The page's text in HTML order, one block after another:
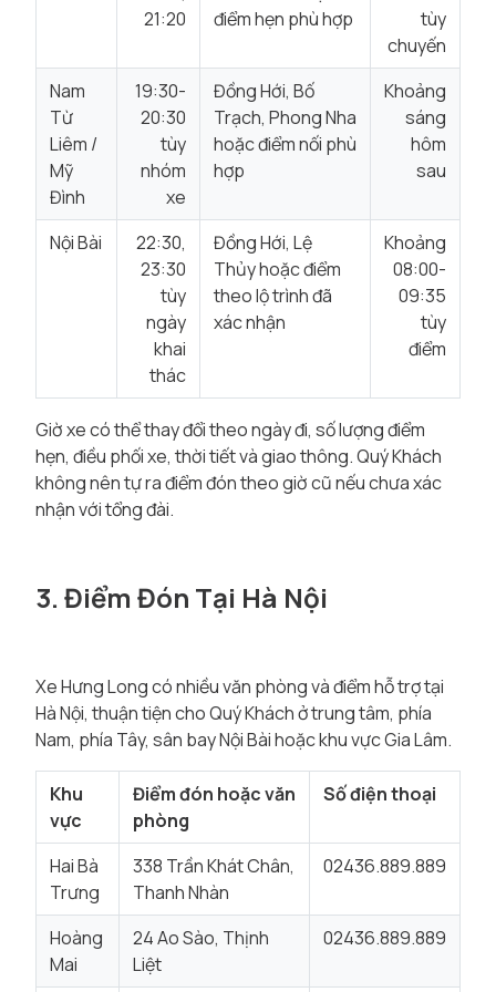
21:20
điểm hẹn phù hợp
tùy
chuyến
Nam
Từ
Liêm /
Mỹ
Đình
19:30-
20:30
tùy
nhóm
xe
Đồng Hới, Bố
Trạch, Phong Nha
hoặc điểm nối phù
hợp
Khoảng
sáng
hôm
sau
Nội Bài
22:30,
23:30
tùy
ngày
khai
thác
Đồng Hới, Lệ
Thủy hoặc điểm
theo lộ trình đã
xác nhận
Khoảng
08:00-
09:35
tùy
điểm
Giờ xe có thể thay đổi theo ngày đi, số lượng điểm
hẹn, điều phối xe, thời tiết và giao thông. Quý Khách
không nên tự ra điểm đón theo giờ cũ nếu chưa xác
nhận với tổng đài.
3. Điểm Đón Tại Hà Nội
Xe Hưng Long có nhiều văn phòng và điểm hỗ trợ tại
Hà Nội, thuận tiện cho Quý Khách ở trung tâm, phía
Nam, phía Tây, sân bay Nội Bài hoặc khu vực Gia Lâm.
Khu
vực
Điểm đón hoặc văn
phòng
Số điện thoại
Hai Bà
Trưng
338 Trần Khát Chân,
Thanh Nhàn
02436.889.889
Hoàng
Mai
24 Ao Sào, Thịnh
Liệt
02436.889.889